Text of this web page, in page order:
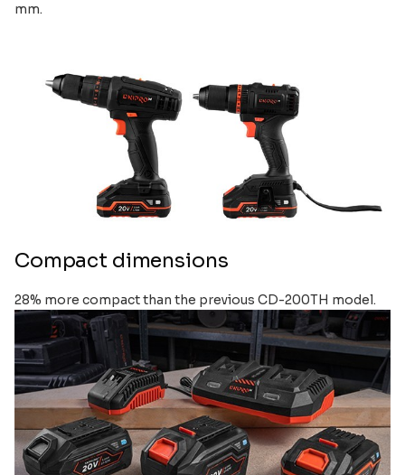
mm.
Compact dimensions
28% more compact than the previous CD-200TH model.